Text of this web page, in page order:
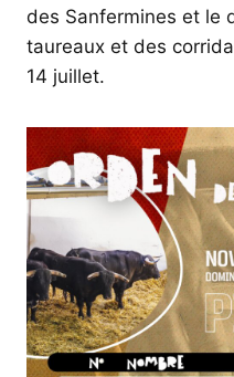
des Sanfermines et le
taureaux et des
14 juillet.